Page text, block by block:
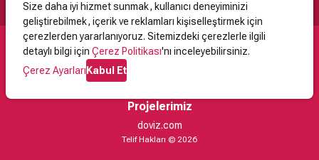
Size daha iyi hizmet sunmak, kullanıcı deneyiminizi
geliştirebilmek, içerik ve reklamları kişiselleştirmek için
çerezlerden yararlanıyoruz. Sitemizdeki çerezlerle ilgili
detaylı bilgi için Çerez Politikası'nı inceleyebilirsiniz.
Çerez AyarlarıKabul Et
Destek
İletişimYardımKullanıcı Sözleşmesi
Projelerimiz
doviz.com
Telif Hakları © 2026